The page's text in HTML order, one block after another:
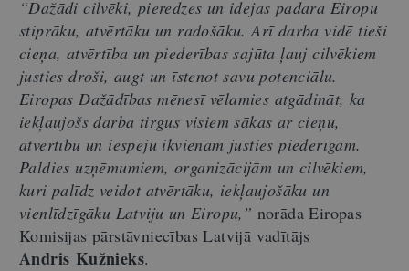
“Dažādi cilvēki, pieredzes un idejas padara Eiropu
stiprāku, atvērtāku un radošāku. Arī darba vidē tieši
cieņa, atvērtība un piederības sajūta ļauj cilvēkiem
justies droši, augt un īstenot savu potenciālu.
Eiropas Dažādības mēnesī vēlamies atgādināt, ka
iekļaujošs darba tirgus visiem sākas ar cieņu,
atvērtību un iespēju ikvienam justies piederīgam.
Paldies uzņēmumiem, organizācijām un cilvēkiem,
kuri palīdz veidot atvērtāku, iekļaujošāku un
vienlīdzīgāku Latviju un Eiropu,” norāda Eiropas
Komisijas pārstāvniecības Latvijā vadītājs
Andris Kužnieks.